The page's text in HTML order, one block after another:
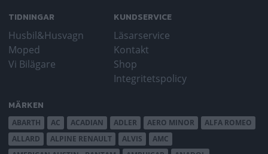
TIDNINGAR
Husbil&Husvagn
Moped
Vi Bilägare
KUNDSERVICE
Läsarservice
Kontakt
Shop
Integritetspolicy
MÄRKEN
ABARTH AC ACADIAN ADLER AERO MINOR
ALFA ROMEO
ALLARD
ALPINE RENAULT ALVIS
AMC